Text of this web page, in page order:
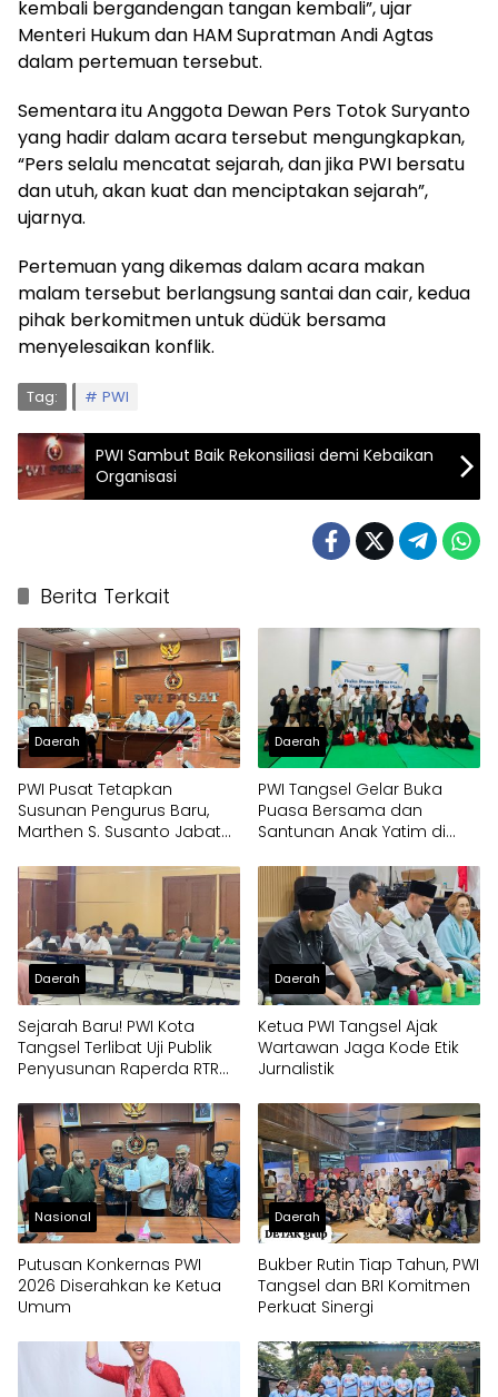
kembali bergandengan tangan kembali”, ujar
Menteri Hukum dan HAM Supratman Andi Agtas
dalam pertemuan tersebut.
Sementara itu Anggota Dewan Pers Totok Suryanto
yang hadir dalam acara tersebut mengungkapkan,
“Pers selalu mencatat sejarah, dan jika PWI bersatu
dan utuh, akan kuat dan menciptakan sejarah”,
ujarnya.
Pertemuan yang dikemas dalam acara makan
malam tersebut berlangsung santai dan cair, kedua
pihak berkomitmen untuk düdük bersama
menyelesaikan konflik.
Tag: PWI
PWI Sambut Baik Rekonsiliasi demi Kebaikan
Organisasi
Berita Terkait
Daerah
PWI Pusat Tetapkan
Susunan Pengurus Baru,
Marthen S. Susanto Jabat
Daerah
PWI Tangsel Gelar Buka
Puasa Bersama dan
Santunan Anak Yatim di
Daerah
Sejarah Baru! PWI Kota
Tangsel Terlibat Uji Publik
Penyusunan Raperda RTRW,
Daerah
Ketua PWI Tangsel Ajak
Wartawan Jaga Kode Etik
Jurnalistik
Nasional
Putusan Konkernas PWI
2026 Diserahkan ke Ketua
Umum
Daerah
Bukber Rutin Tiap Tahun, PWI
Tangsel dan BRI Komitmen
Perkuat Sinergi